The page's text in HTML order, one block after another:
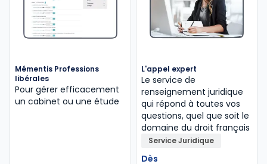
Mémentis Professions
libérales
Pour gérer efficacement
un cabinet ou une étude
L'appel expert
Le service de
renseignement juridique
qui répond à toutes vos
questions, quel que soit le
domaine du droit français
Service Juridique
Dès